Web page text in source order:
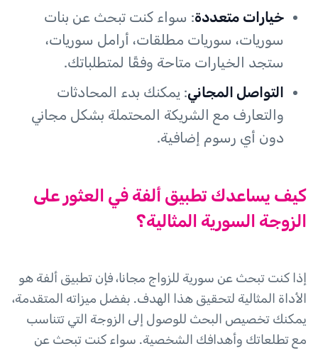
خيارات متعددة: سواء كنت تبحث عن بنات
سوريات، سوريات مطلقات، أرامل سوريات،
ستجد الخيارات متاحة وفقًا لمتطلباتك.
التواصل المجاني: يمكنك بدء المحادثات
والتعارف مع الشريكة المحتملة بشكل مجاني
دون أي رسوم إضافية.
كيف يساعدك تطبيق ألفة في العثور على
الزوجة السورية المثالية؟
إذا كنت تبحث عن سورية للزواج مجانا، فإن تطبيق ألفة هو
الأداة المثالية لتحقيق هذا الهدف. بفضل ميزاته المتقدمة،
يمكنك تخصيص البحث للوصول إلى الزوجة التي تتناسب
مع تطلعاتك وأهدافك الشخصية. سواء كنت تبحث عن